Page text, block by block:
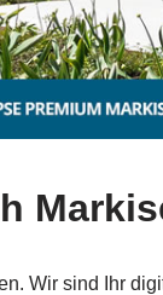
Wir sind Ihr